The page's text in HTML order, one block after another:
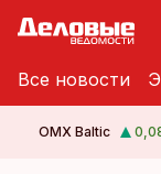
Все новости
OMX Baltic